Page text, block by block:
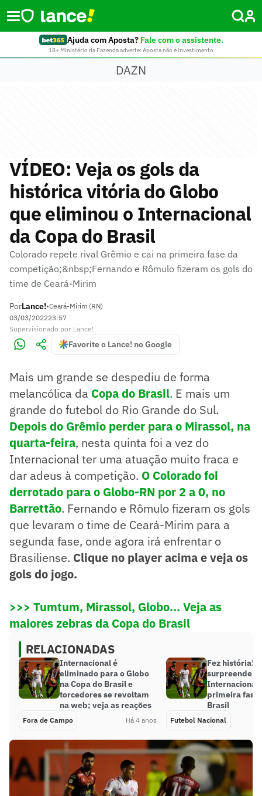
Ajuda com Aposta? Fale com o assistente.
18+ Ministério da Fazenda adverte: Aposta não é investimento
DAZN
VÍDEO: Veja os gols da
histórica vitória do Globo
que eliminou o Internacional
da Copa do Brasil
Colorado repete rival Grêmio e cai na primeira fase da
competição;&nbsp;Fernando e Rômulo fizeram os gols do
time de Ceará-Mirim
PorLance!•Ceará-Mirim (RN)
03/03/202223:57
Supervisionado por Lance!
Favorite o Lance! no Google
Mais um grande se despediu de forma
melancólica da Copa do Brasil. E mais um
grande do futebol do Rio Grande do Sul.
Depois do Grêmio perder para o Mirassol, na
quarta-feira, nesta quinta foi a vez do
Internacional ter uma atuação muito fraca e
dar adeus à competição. O Colorado foi
derrotado para o Globo-RN por 2 a 0, no
Barrettão. Fernando e Rômulo fizeram os gols
que levaram o time de Ceará-Mirim para a
segunda fase, onde agora irá enfrentar o
Brasiliense. Clique no player acima e veja os
gols do jogo.
>>> Tumtum, Mirassol, Globo... Veja as
maiores zebras da Copa do Brasil
RELACIONADAS
Internacional é
eliminado para o Globo
na Copa do Brasil e
torcedores se revoltam
na web; veja as reações
Fora de Campo Há 4 anos
Fez história!
surpreende e
Internacional
primeira fase
Brasil
Futebol Nacional